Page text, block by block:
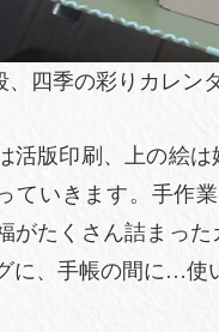
、四季の彩りカレン
活版印刷、上の絵
ていきます。手作
がたくさん詰まっ
に、手帳の間に…使